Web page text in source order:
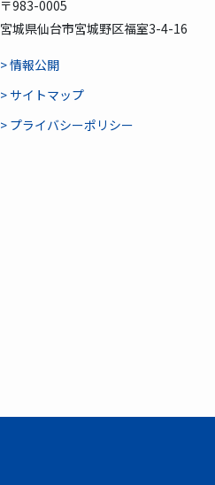
〒983-0005
宮城県仙台市宮城野区福室3-4-16
> 情報公開
> サイトマップ
> プライバシーポリシー